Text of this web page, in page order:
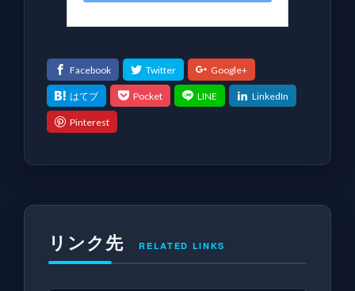
リンク先 RELATED LINKS